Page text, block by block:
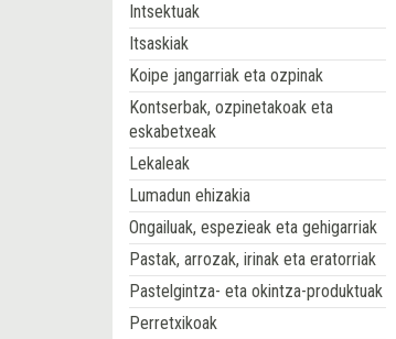
Intsektuak
Itsaskiak
Koipe jangarriak eta ozpinak
Kontserbak, ozpinetakoak eta
eskabetxeak
Lekaleak
Lumadun ehizakia
Ongailuak, espezieak eta gehigarriak
Pastak, arrozak, irinak eta eratorriak
Pastelgintza- eta okintza-produktuak
Perretxikoak